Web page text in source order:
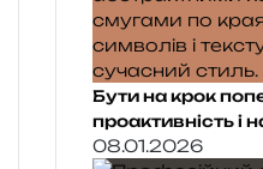
Бути на крок
проактивність і
08.01.2026